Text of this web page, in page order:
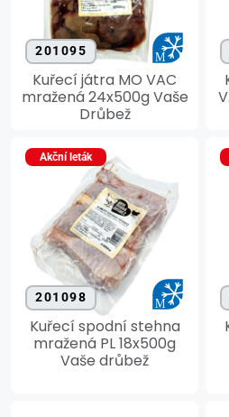
201095
Kuřecí játra MO VAC
mražená 24x500g Vaše
Drůbež
Akční leták
201098
Kuřecí spodní stehna
mražená PL 18x500g
Vaše drůbež